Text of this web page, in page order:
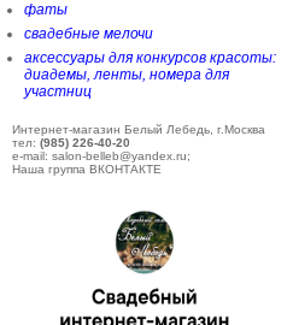
фаты
свадебные мелочи
аксессуары для конкурсов красоты:
диадемы, ленты, номера для
участниц
Интернет-магазин Белый Лебедь, г.Москва
тел: (985) 226-40-20
e-mail: salon-belleb@yandex.ru;
Наша группа ВКОНТАКТЕ